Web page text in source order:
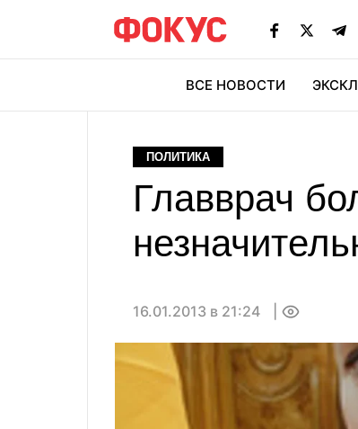
ВСЕ НОВОСТИ
ПОЛИТИКА
Главврач
16.01.2013 в 21:24